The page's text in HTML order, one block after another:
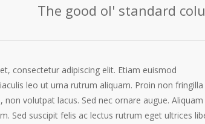
The good ol' standard
consectetur adipiscing elit. Etiam euismod
leo ut urna rutrum aliquam. Proin non fringilla
non volutpat lacus. Sed nec ornare augue. Aliquam
Sed suscipit felis ac lectus rutrum eget ultrices